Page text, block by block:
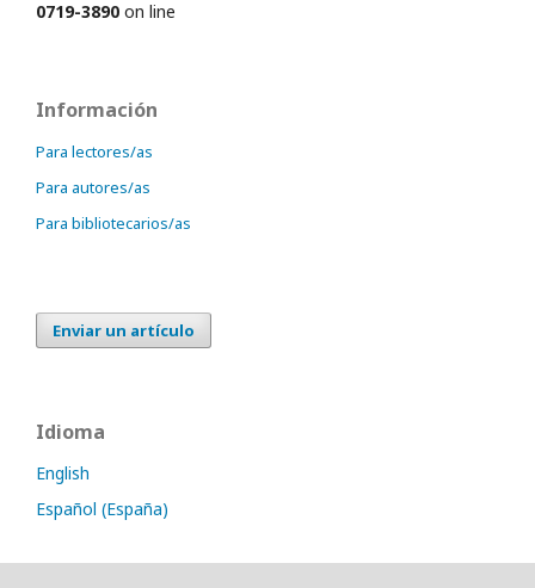
0719-3890 on line
Información
Para lectores/as
Para autores/as
Para bibliotecarios/as
Enviar un artículo
Idioma
English
Español (España)